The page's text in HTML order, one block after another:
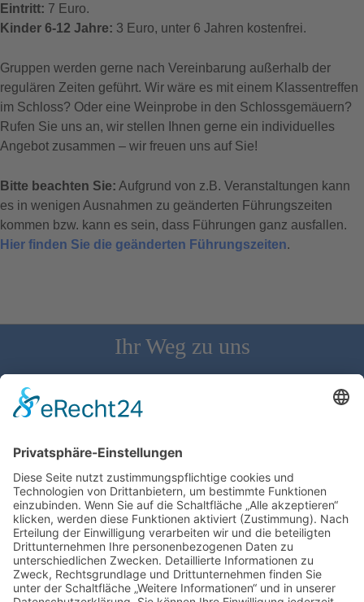
Eintritt: 7 Euro.
Kinder 6-12 Jahre: 3 Euro, unter 6 Jahren kostenfrei.
Gruppen werden gerne nach Vereinbarung außerhalb der
regulären Zeiten geführt. Wir wäre es mit einem Klassentreffen
im Schloss? Oder eine Weinprobe in den Schlossgemäuern?
Rufen Sie uns an, wir stellen Ihnen gerne ein individuelles
Angebot zusammen – wir freuen uns auf Sie!
Bitte beachten Sie: Aufgrund von z.B. Veranstaltungen kann
es in wenigen Ausnahmen zu geänderten Führungszeiten
kommen bzw. kann es sein, dass Führungen ganz ausfallen.
Hier finden Sie die geänderten Führungszeiten.
Ihr Weg zu uns
Schloss Bürgeln, 79418 Schliengen | Telefon: 07626/237 | E-
Mail: direktion@schlossbuergeln.de
Wir benötigen Ihre Zustimmung, um den
Google Maps-Service zu laden!
Wir verwenden einen Service eines
Drittanbieters, um Karteninhalte einzubetten.
Dieser Service kann Daten zu Ihren Aktivitäten
sammeln. Bitte lesen Sie die Details durch und
stimmen Sie der Nutzung des Service zu, um